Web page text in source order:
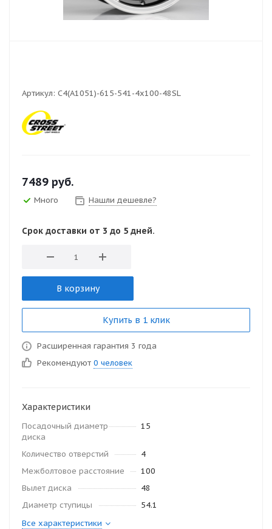
Артикул: C4(A1051)-615-541-4x100-48SL
7489 руб.
Много Нашли дешевле?
Срок доставки от 3 до 5 дней.
В корзину
Купить в 1 клик
Расширенная гарантия 3 года
Рекомендуют 0 человек
Характеристики
Посадочный диаметр
диска
15
Количество отверстий
4
Межболтовое расстояние
100
Вылет диска
48
Диаметр ступицы
54.1
Все характеристики